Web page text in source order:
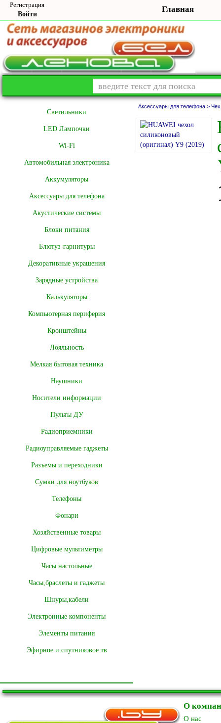
Регистрация
Войти
Главная
Cветильники
LED Лампочки
Wi-Fi
Автомобильная электроника
Аккумуляторы
Аксессуары для телефона
Акустические системы
Блоки питания
Блютуз-гарнитуры
Декоративные украшения
Зарядные устройства
Калькуляторы
Компьютерная периферия
Кронштейны
Лояльность
Мелкая бытовая техника
Наушники
Носители информации
Пульты ДУ
Радиоприемники
Радиоуправляемые гаджеты
Разъемы и переходники
Сумки для ноутбуков
Телефоны
Фонари
Хозяйственные товары
Цифровые мультиметры
Часы настольные
Часы,браслеты и гаджеты
Шнуры,кабели
Электронные компоненты
Элементы питания
Эфирное и спутниковое тв
Аксессуары для телефона >
О
O нас